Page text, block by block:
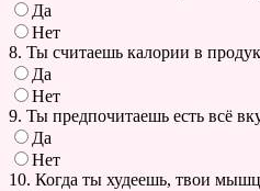
Да
Нет
8. Ты считаешь калории в
Да
Нет
9. Ты предпочитаешь есть всё
Да
Нет
10. Когда ты худеешь, твои